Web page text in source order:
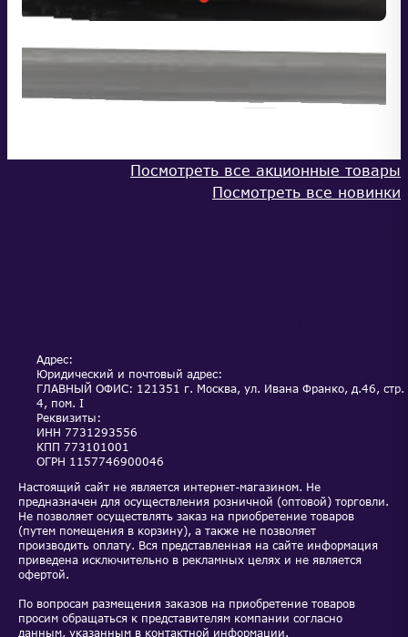
Посмотреть все акционные товары
Посмотреть все новинки
Адрес:
Юридический и почтовый адрес:
ГЛАВНЫЙ ОФИС: 121351 г. Москва, ул. Ивана Франко, д.46, стр.
4, пом. I
Реквизиты:
ИНН 7731293556
КПП 773101001
ОГРН 1157746900046
Настоящий сайт не является интернет-магазином. Не
предназначен для осуществления розничной (оптовой) торговли.
Не позволяет осуществлять заказ на приобретение товаров
(путем помещения в корзину), а также не позволяет
производить оплату. Вся представленная на сайте информация
приведена исключительно в рекламных целях и не является
офертой.
По вопросам размещения заказов на приобретение товаров
просим обращаться к представителям компании согласно
данным, указанным в контактной информации.